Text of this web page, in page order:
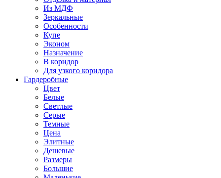
Из МДФ
Зеркальные
Особенности
Купе
Эконом
Назначение
В коридор
Для узкого коридора
Гардеробные
Цвет
Белые
Светлые
Серые
Темные
Цена
Элитные
Дешевые
Размеры
Большие